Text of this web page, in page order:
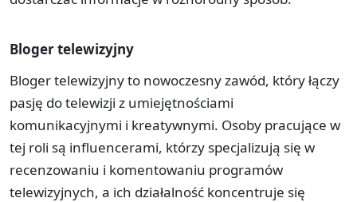
Bloger telewizyjny
Bloger telewizyjny to nowoczesny zawód, który łączy
pasję do telewizji z umiejętnościami
komunikacyjnymi i kreatywnymi. Osoby pracujące w
tej roli są influencerami, którzy specjalizują się w
recenzowaniu i komentowaniu programów
telewizyjnych, a ich działalność koncentruje się